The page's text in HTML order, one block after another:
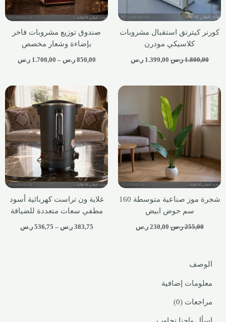
كورنر كيترنق استقبال مشروبات
كلاسيكي مودرن
1.800,00 ر.س 1.399,00 ر.س
صندوق توزيع مشروبات فاخر
بإضاءة وشعار مخصص
850,00 ر.س –
1.700,00 ر.س
شجرة موز صناعية متوسطة 160
سم حوض ابيض
255,00 ر.س 230,00 ر.س
غلاية ون تراست كهربائية أسود
مطفي سعات متعددة للضيافة
383,75 ر.س –
536,75 ر.س
الوصف
معلومات إضافية
مراجعات (0)